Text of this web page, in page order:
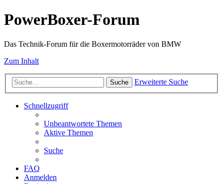
PowerBoxer-Forum
Das Technik-Forum für die Boxermotorräder von BMW
Zum Inhalt
Suche Erweiterte Suche
Schnellzugriff
Unbeantwortete Themen
Aktive Themen
Suche
FAQ
Anmelden